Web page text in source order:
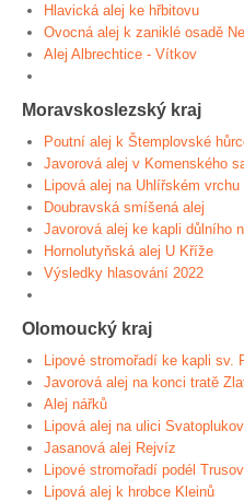
Hlavická alej ke hřbitovu
Ovocná alej k zaniklé osadě
Alej Albrechtice - Vítkov
Moravskoslezský kraj
Poutní alej k Štemplovské
Javorová alej v Komenského
Lipová alej na Uhlířském vrchu
Doubravská smíšená alej
Javorová alej ke kapli důlního
Hornolutyňská alej U Kříže
Výsledky hlasování 2022
Olomoucký kraj
Lipové stromořadí ke kapli sv.
Javorová alej na konci tratě
Alej nářků
Lipová alej na ulici
Jasanová alej Rejvíz
Lipové stromořadí podél
Lipová alej k hrobce Kleinů